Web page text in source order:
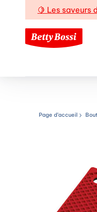
🍋 Les saveurs
Chemin de
Page d’accueil